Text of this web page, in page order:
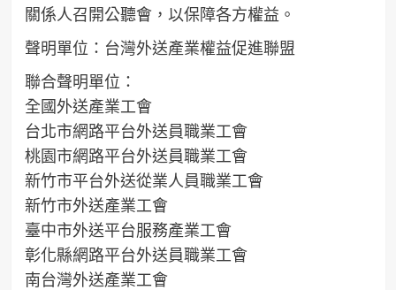
關係人召開公聽會，以保障各方權益。
聲明單位：台灣外送產業權益促進聯盟
聯合聲明單位：
全國外送產業工會
台北市網路平台外送員職業工會
桃園市網路平台外送員職業工會
新竹市平台外送從業人員職業工會
新竹市外送產業工會
臺中市外送平台服務產業工會
彰化縣網路平台外送員職業工會
南台灣外送產業工會